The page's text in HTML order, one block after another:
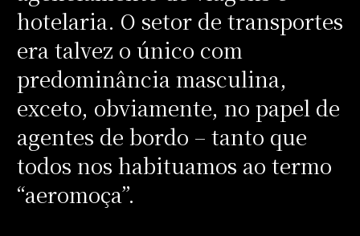
hotelaria. O setor de transportes
era talvez o único com
predominância masculina,
exceto, obviamente, no papel de
agentes de bordo – tanto que
todos nos habituamos ao termo
“aeromoça”.